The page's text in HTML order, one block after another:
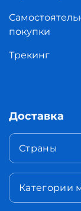
покупки
Трекинг
Доставка
Страны
Категории